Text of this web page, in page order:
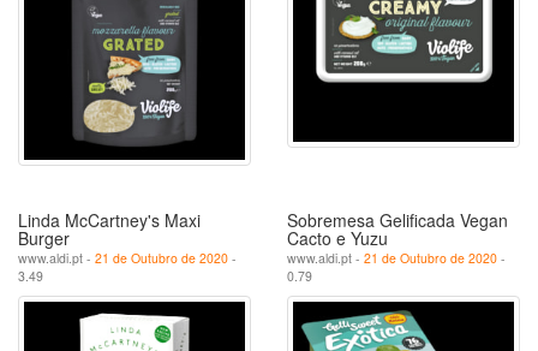
Linda McCartney's Maxi
Burger
www.aldi.pt - 21 de Outubro de 2020 -
3.49
Sobremesa Gelificada Vegan
Cacto e Yuzu
www.aldi.pt - 21 de Outubro de 2020 -
0.79